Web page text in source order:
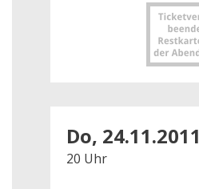
Do, 24.11.2011
20 Uhr